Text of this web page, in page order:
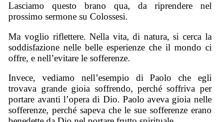
Lasciamo questo brano qua, da riprendere nel
prossimo sermone su Colossesi.
Ma voglio riflettere. Nella vita, di natura, si cerca la
soddisfazione nelle belle esperienze che il mondo ci
offre, e nell’evitare le sofferenze.
Invece, vediamo nell’esempio di Paolo che egli
trovava grande gioia soffrendo, perché soffriva per
portare avanti l’opera di Dio. Paolo aveva gioia nelle
sofferenze, perché sapeva che le sue sofferenze erano